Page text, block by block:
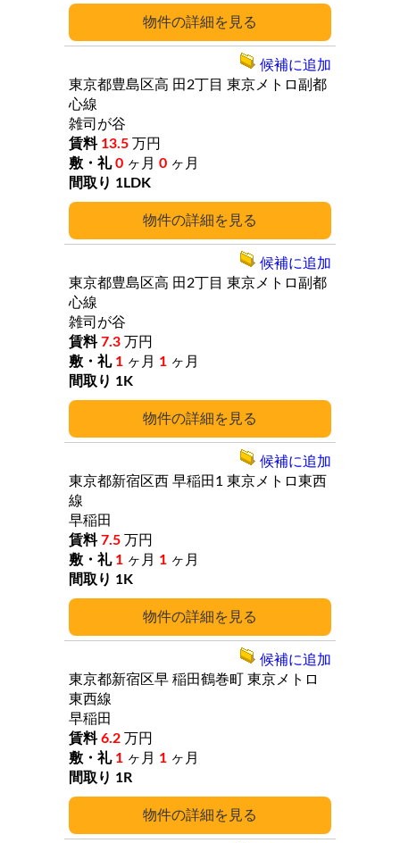
詳細
詳細
東京都豊島区高 田2丁目 東京メトロ副都
心線
雑司が谷
13.5 万円
0 ヶ月 0 ヶ月
1LDK
候補に追加
詳細
東京都豊島区高 田2丁目 東京メトロ副都
心線
雑司が谷
7.3 万円
1 ヶ月 1 ヶ月
1K
候補に追加
詳細
東京都新宿区西 早稲田1 東京メトロ東西
線
早稲田
7.5 万円
1 ヶ月 1 ヶ月
1K
候補に追加
詳細
東京都新宿区早 稲田鶴巻町 東京メトロ
東西線
早稲田
6.2 万円
1 ヶ月 1 ヶ月
1R
候補に追加